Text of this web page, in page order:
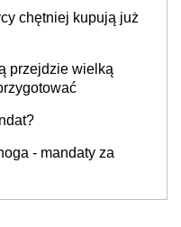
chętniej kupują już
przejdzie wielką
- mandaty za